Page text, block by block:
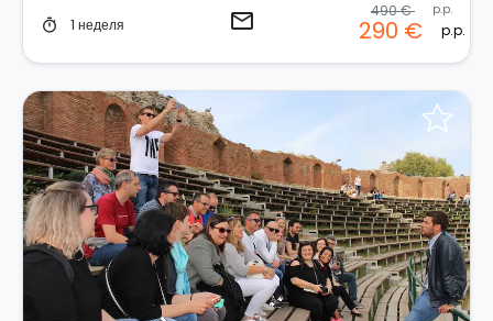
timer 1 неделя email 490 € p.p.
290 € p.p.